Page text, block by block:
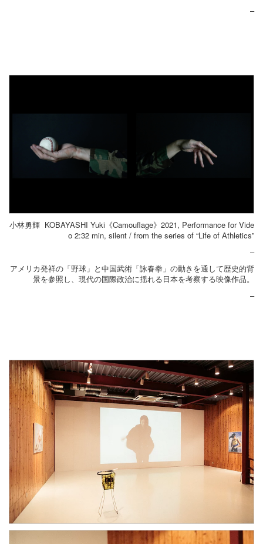
–
小林勇輝 KOBAYASHI Yuki《Camouflage》2021, Performance for Vide
o 2:32 min, silent / from the series of “Life of Athletics”
–
アメリカ発祥の「野球」と中国武術「詠春拳」の動きを通して歴史的背
景を参照し、現代の国際政治に揺れる日本を考察する映像作品。
–